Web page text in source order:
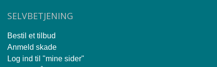
SELVBETJENING
Bestil et tilbud
Anmeld skade
Log ind til "mine sider"